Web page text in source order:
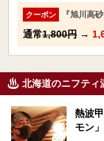
クーポン 『旭川高
通常1,800円 →
北海道のニフティ
熱波
モン